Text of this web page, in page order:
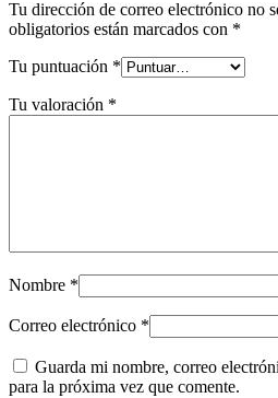
Tu dirección de correo electrónico no
obligatorios están marcados con *
Tu puntuación *
Tu valoración *
Nombre *
Correo electrónico *
Guarda mi nombre, correo
para la próxima vez que comente.